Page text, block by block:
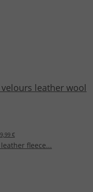
leather wool
€